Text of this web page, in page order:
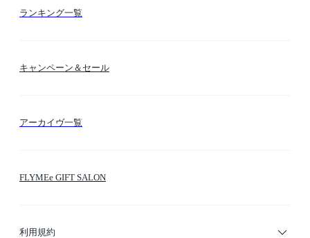
カテゴリー検索
ランキング一覧
キャンペーン＆セール
アーカイヴ一覧
FLYMEe GIFT SALON
利用規約